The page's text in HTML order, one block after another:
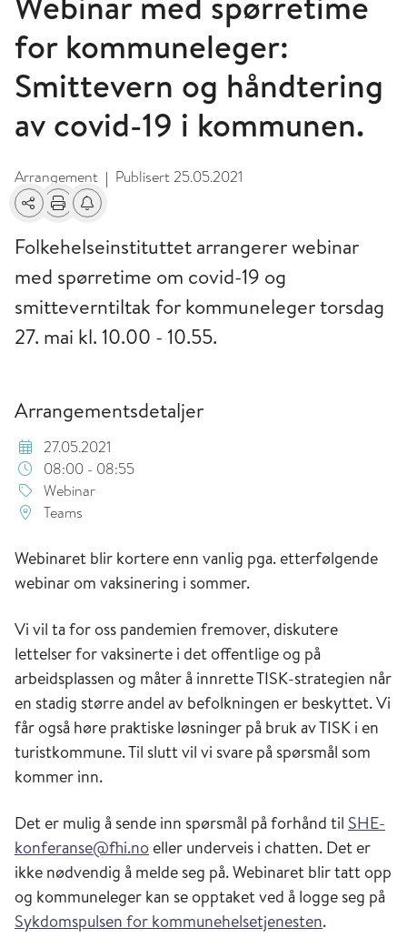
for kommuneleger:
Smittevern og håndtering
av covid-19 i kommunen.
Arrangement | Publisert25.05.2021
Del Skriv utFå varsel om endringer
Folkehelseinstituttet arrangerer webinar
med spørretime om covid-19 og
smitteverntiltak for kommuneleger torsdag
27. mai kl. 10.00 - 10.55.
Arrangementsdetaljer
27.05.2021
08:00 - 08:55
Webinar
Teams
Webinaret blir kortere enn vanlig pga. etterfølgende
webinar om vaksinering i sommer.
Vi vil ta for oss pandemien fremover, diskutere
lettelser for vaksinerte i det offentlige og på
arbeidsplassen og måter å innrette TISK-strategien når
en stadig større andel av befolkningen er beskyttet. Vi
får også høre praktiske løsninger på bruk av TISK i en
turistkommune. Til slutt vil vi svare på spørsmål som
kommer inn.
Det er mulig å sende inn spørsmål på forhånd til SHE-
konferanse@fhi.no eller underveis i chatten. Det er
ikke nødvendig å melde seg på. Webinaret blir tatt opp
og kommuneleger kan se opptaket ved å logge seg på
Sykdomspulsen for kommunehelsetjenesten.